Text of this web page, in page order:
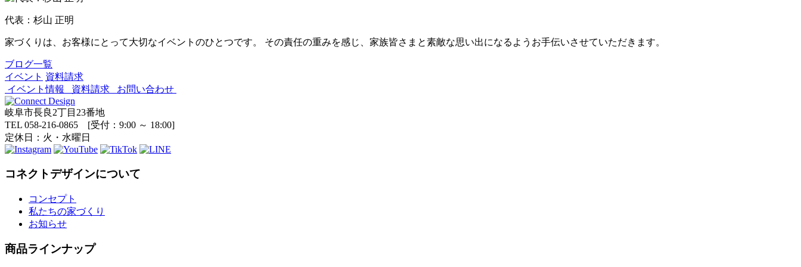
代表：杉山 正明
家づくりは、お客様にとって大切なイベントのひとつです。 その責任の重みを感じ、家族皆さまと素敵な思い出になるようお手伝いさせていただきます。
ブログ一覧
イベント 資料請求
イベント情報
資料請求 お問い合わせ
岐阜市長良2丁目23番地
TEL 058-216-0865 [受付：9:00 ～ 18:00]
定休日：火・水曜日
コネクトデザインについて
コンセプト
私たちの家づくり
お知らせ
商品ラインナップ